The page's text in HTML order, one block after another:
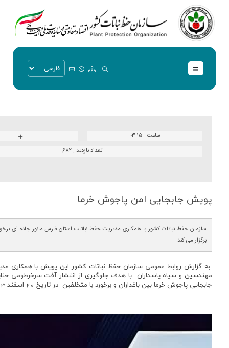
ساعت :۰۳:۱۵
تعداد بازدید : 682
پویش جابجایی امن پاجوش خرما
برگزار می کند.
به گزارش روابط عمومی سازمان حفظ نباتات کشور این پویش با همکاری
مهندسین و سپاه پاسداران با هدف جلوگیری از انتشار آفت سرخرطومی
جابجایی پاجوش خرما بین باغداران و برخورد با متخلفین در تاریخ 20 اسفند 1403برگزار خواهد شد.